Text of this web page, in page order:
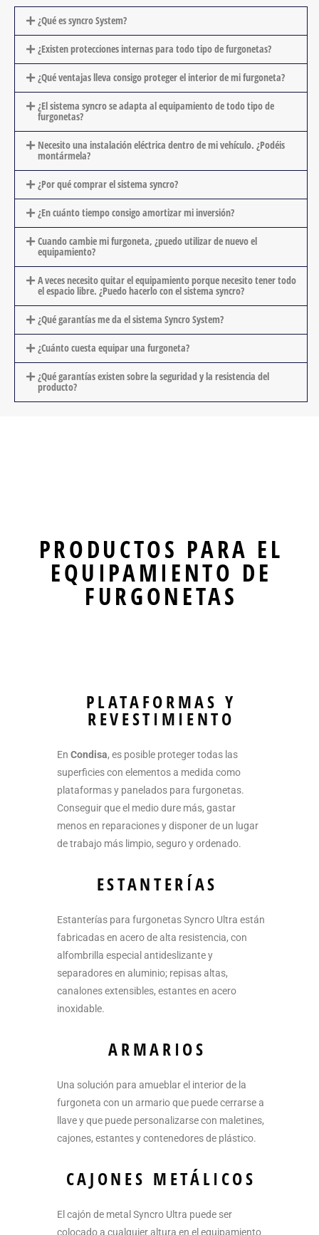
¿Qué es syncro System?
¿Existen protecciones internas para todo tipo de furgonetas?
¿Qué ventajas lleva consigo proteger el interior de mi furgoneta?
¿El sistema syncro se adapta al equipamiento de todo tipo de
furgonetas?
Necesito una instalación eléctrica dentro de mi vehículo. ¿Podéis
montármela?
¿Por qué comprar el sistema syncro?
¿En cuánto tiempo consigo amortizar mi inversión?
Cuando cambie mi furgoneta, ¿puedo utilizar de nuevo el
equipamiento?
A veces necesito quitar el equipamiento porque necesito tener todo
el espacio libre. ¿Puedo hacerlo con el sistema syncro?
¿Qué garantías me da el sistema Syncro System?
¿Cuánto cuesta equipar una furgoneta?
¿Qué garantías existen sobre la seguridad y la resistencia del
producto?
PRODUCTOS PARA EL
EQUIPAMIENTO DE
FURGONETAS
PLATAFORMAS Y
REVESTIMIENTO
En Condisa, es posible proteger todas las
superficies con elementos a medida como
plataformas y panelados para furgonetas.
Conseguir que el medio dure más, gastar
menos en reparaciones y disponer de un lugar
de trabajo más limpio, seguro y ordenado.
ESTANTERÍAS
Estanterías para furgonetas Syncro Ultra están
fabricadas en acero de alta resistencia, con
alfombrilla especial antideslizante y
separadores en aluminio; repisas altas,
canalones extensibles, estantes en acero
inoxidable.
ARMARIOS
Una solución para amueblar el interior de la
furgoneta con un armario que puede cerrarse a
llave y que puede personalizarse con maletines,
cajones, estantes y contenedores de plástico.
CAJONES METÁLICOS
El cajón de metal Syncro Ultra puede ser
colocado a cualquier altura en el equipamiento